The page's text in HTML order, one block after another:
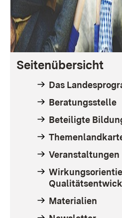
Seitenübersicht
Das
Beratungsstelle
Beteiligte
Veranstaltungen
Materialien